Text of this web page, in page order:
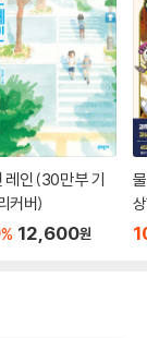
레인 (30만 부 기
커버)
% 12,600원